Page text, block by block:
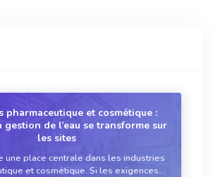
pharmaceutique et cosmétique :
gestion de l’eau se transforme sur
les sites
une place centrale dans les industries
et cosmétique. Si les exigences